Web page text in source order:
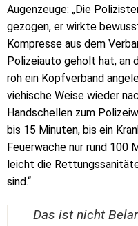
Augenzeuge: „Die
gezogen, er wirkte
Kompresse aus dem
Polizeiauto geholt hat, an
roh ein Kopfverband
viehische Weise wieder
Handschellen zum
bis 15 Minuten, bis ein
Feuerwache nur rund 100
leicht die
sind.“
Das ist nicht